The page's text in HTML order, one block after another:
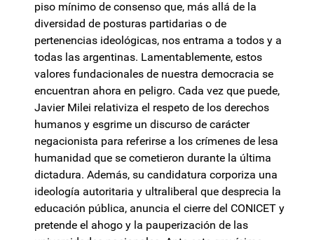
piso mínimo de consenso que, más allá de la
diversidad de posturas partidarias o de
pertenencias ideológicas, nos entrama a todos y a
todas las argentinas. Lamentablemente, estos
valores fundacionales de nuestra democracia se
encuentran ahora en peligro. Cada vez que puede,
Javier Milei relativiza el respeto de los derechos
humanos y esgrime un discurso de carácter
negacionista para referirse a los crímenes de lesa
humanidad que se cometieron durante la última
dictadura. Además, su candidatura corporiza una
ideología autoritaria y ultraliberal que desprecia la
educación pública, anuncia el cierre del CONICET y
pretende el ahogo y la pauperización de las